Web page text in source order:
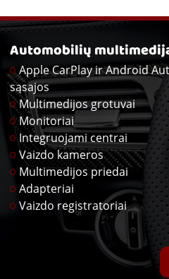
Automobilių
Apple CarPlay ir Android
sąsajos
Multimedijos grotuvai
Monitoriai
Integruojami centrai
Vaizdo kameros
Multimedijos priedai
Adapteriai
Vaizdo registratoriai